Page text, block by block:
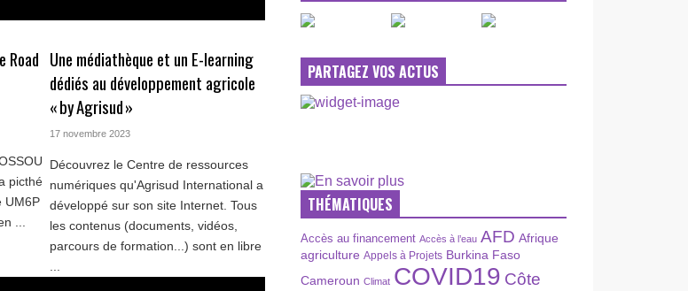
Road
picthé
UM6P
...
Une médiathèque et un E-learning
dédiés au développement agricole
« by Agrisud »
17 novembre 2023
Découvrez le Centre de ressources
numériques qu'Agrisud International a
développé sur son site Internet. Tous
les contenus (documents, vidéos,
parcours de formation...) sont en libre
...
PARTAGEZ VOS ACTUS
THÉMATIQUES
Accès au financement Accès à l’eau AFD Afrique
agriculture Appels à Projets Burkina Faso
Cameroun Climat COVID19 Côte